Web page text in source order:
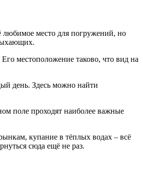
место для погружений, но
местоположение таково, что вид на
день. Здесь можно найти
поле проходят наиболее важные
купание в тёплых водах – всё
сюда ещё не раз.